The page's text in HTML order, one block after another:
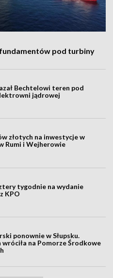
pod turbiny
Bechtelowi teren pod
jądrowej
złotych na inwestycje w
Rumi i Wejherowie
tygodnie na wydanie
KPO
ponownie w Słupsku.
na Pomorze Środkowe